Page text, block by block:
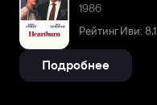
1986
Рейтинг Иви: 8,1
Подробнее